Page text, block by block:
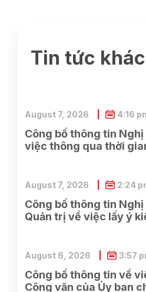
Tin tức khác
Công bố thông tin
việc thông qua thời
August 7, 2026 4:16
Công bố thông tin
Quản trị về việc lấy ý
August 7, 2026 2:24
Công bố thông tin về
Công văn của Ủy ban
August 6, 2026 3:57